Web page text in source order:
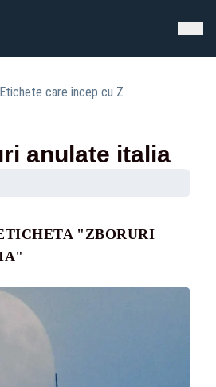
Etichete care încep cu Z
anulate italia
"ZBORURI